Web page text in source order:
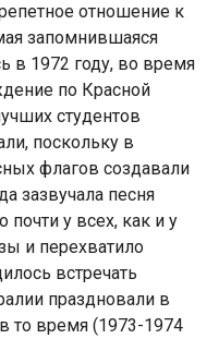
отношение к
запомнившаяся
в 1972 году, во время
по Красной
студентов
поскольку в
флагов создавали
зазвучала песня
почти у всех, как и у
и перехватило
встречать
праздновали в
то время (1973-1974